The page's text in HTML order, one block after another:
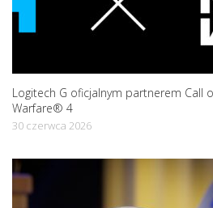
Logitech G oficjalnym partnerem Call
Warfare® 4
30 czerwca 2026